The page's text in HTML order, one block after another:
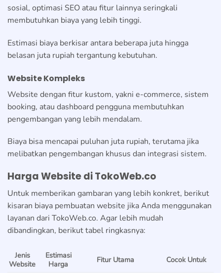
sosial, optimasi SEO atau fitur lainnya seringkali
membutuhkan biaya yang lebih tinggi.
Estimasi biaya berkisar antara beberapa juta hingga
belasan juta rupiah tergantung kebutuhan.
Website Kompleks
Website dengan fitur kustom, yakni e-commerce, sistem
booking, atau dashboard pengguna membutuhkan
pengembangan yang lebih mendalam.
Biaya bisa mencapai puluhan juta rupiah, terutama jika
melibatkan pengembangan khusus dan integrasi sistem.
Harga Website di TokoWeb.co
Untuk memberikan gambaran yang lebih konkret, berikut
kisaran biaya pembuatan website jika Anda menggunakan
layanan dari TokoWeb.co. Agar lebih mudah
dibandingkan, berikut tabel ringkasnya:
Jenis
Website
Estimasi
Harga
Fitur Utama Cocok Untuk